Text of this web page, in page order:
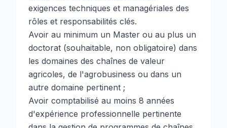
exigences techniques et managériales des
rôles et responsabilités clés.
Avoir au minimum un Master ou au plus un
doctorat (souhaitable, non obligatoire) dans
les domaines des chaînes de valeur
agricoles, de l'agrobusiness ou dans un
autre domaine pertinent ;
Avoir comptabilisé au moins 8 années
d'expérience professionnelle pertinente